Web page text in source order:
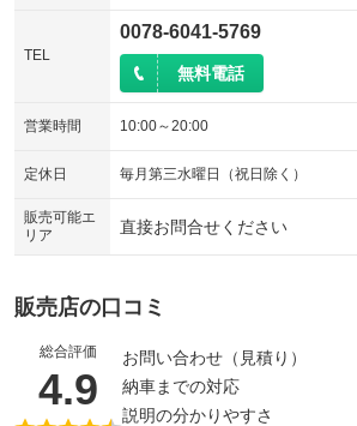
TEL
0078-6041-5769
無料電話
営業時間 10:00～20:00
定休日 毎月第三水曜日（祝日除く）
販売可能エ
リア
直接お問合せください
販売店の口コミ
総合評価
4.9 （5点満点中）
お問い合わせ（見積り）
納車までの対応
説明の分かりやすさ